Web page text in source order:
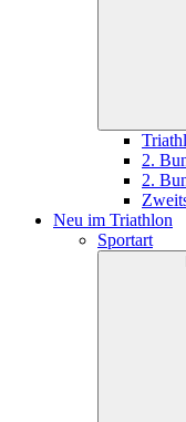
2.
2.
Neu im Triathlon
Sportart